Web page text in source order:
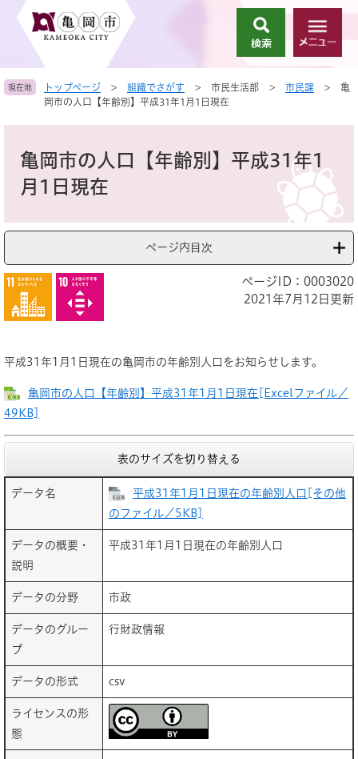
頭
す
飛
し
索
メ
ニ
ー
現在地 トップページ > 組織でさがす > 市民生活部 > 市民課 >
亀
岡市の人口【年齢別】平成31年1月1日現在
亀岡市の人口【年齢別】平成31年1
月1日現在
ページ内目次
ページID：0003020
2021年7月12日更新
平成31年1月1日現在の亀岡市の年齢別人口をお知らせします。
亀岡市の人口【年齢別】平成31年1月1日現在[Excelファイル／
49KB]
表のサイズを切り替える
データ名
平成31年1月1日現在の年齢別人口[その他
のファイル／5KB]
データの概要・
説明
平成31年1月1日現在の年齢別人口
データの分野 市政
データのグルー
プ
行財政情報
データの形式 csv
ライセンスの形
態